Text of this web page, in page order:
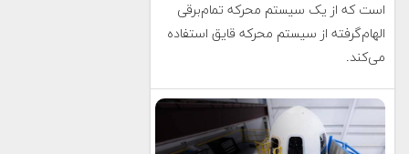
است که از یک سیستم محرکه تمام‌برقی
الهام‌گرفته از سیستم محرکه قایق استفاده
می‌کند.